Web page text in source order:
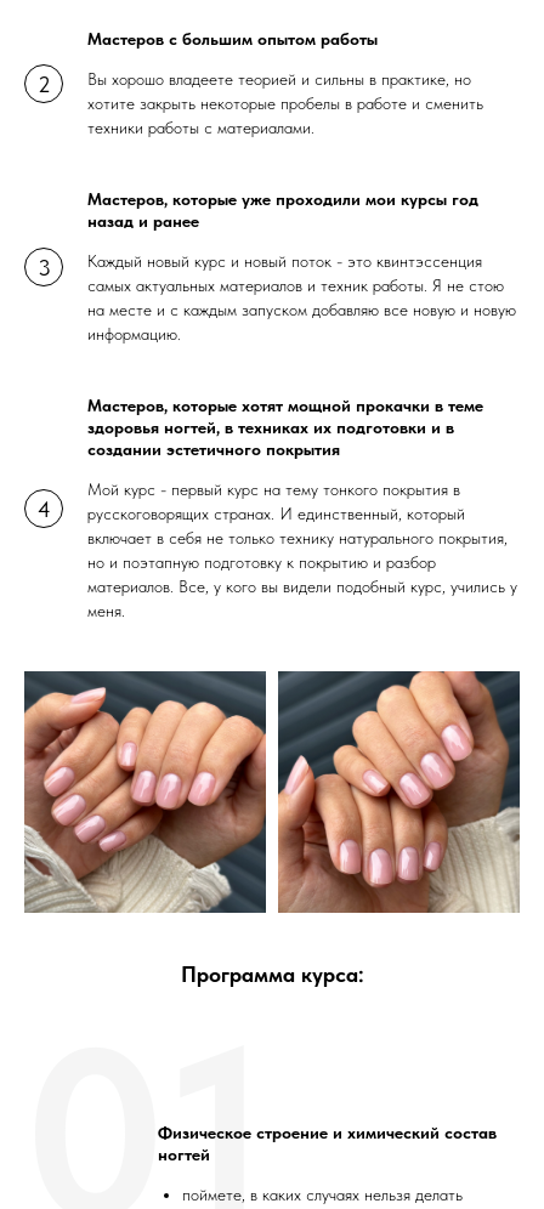
Мастеров с большим опытом работы
Вы хорошо владеете теорией и сильны в практике, но
хотите закрыть некоторые пробелы в работе и сменить
техники работы с материалами.
Мастеров, которые уже проходили мои курсы год
назад и ранее
Каждый новый курс и новый поток - это квинтэссенция
самых актуальных материалов и техник работы. Я не стою
на месте и с каждым запуском добавляю все новую и новую
информацию.
Мастеров, которые хотят мощной прокачки в теме
здоровья ногтей, в техниках их подготовки и в
создании эстетичного покрытия
Мой курс - первый курс на тему тонкого покрытия в
русскоговорящих странах. И единственный, который
включает в себя не только технику натурального покрытия,
но и поэтапную подготовку к покрытию и разбор
материалов. Все, у кого вы видели подобный курс, учились у
меня.
Программа курса:
Физическое строение и химический состав
ногтей
поймете, в каких случаях нельзя делать
01